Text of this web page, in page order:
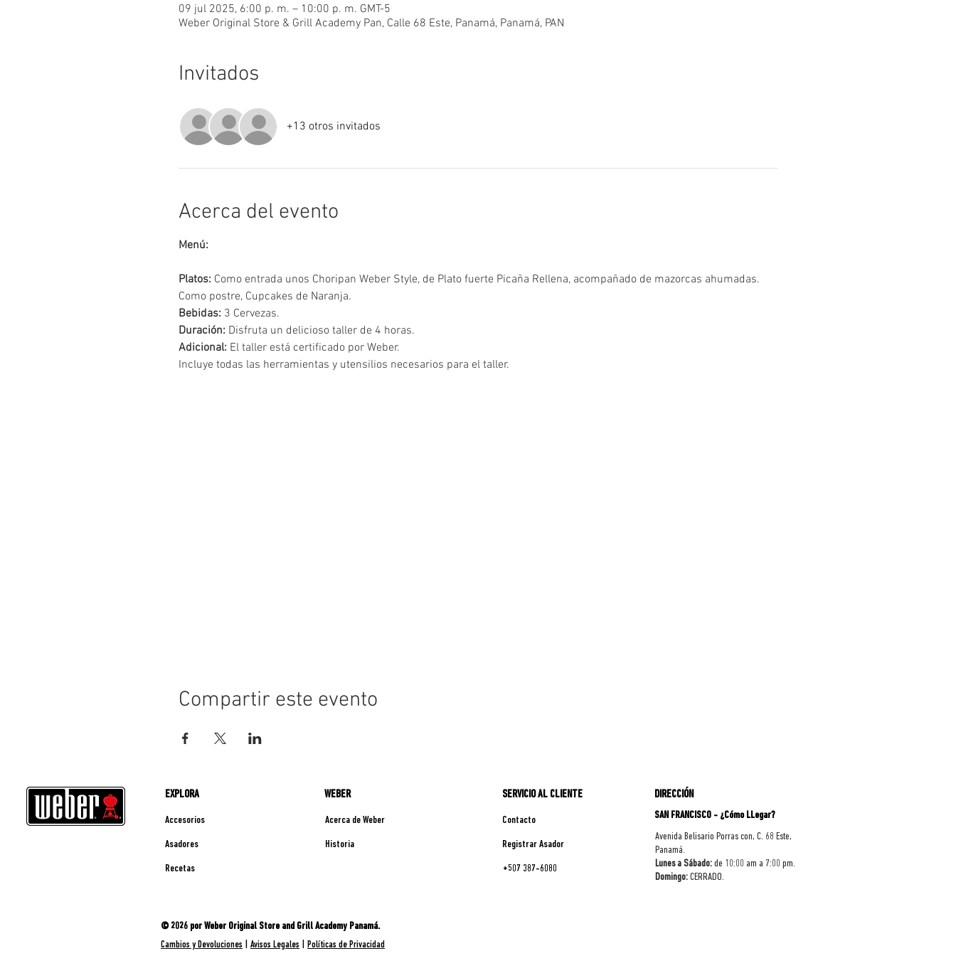
09 jul 2025, 6:00 p. m. – 10:00 p. m. GMT-5
Weber Original Store & Grill Academy Pan, Calle 68 Este, Panamá, Panamá, PAN
Invitados
+13 otros invitados
Acerca del evento
Menú:
Platos: Como entrada unos Choripan Weber Style, de Plato fuerte Picaña Rellena, acompañado de mazorcas ahumadas.
Como postre, Cupcakes de Naranja.
Bebidas: 3 Cervezas.
Duración: Disfruta un delicioso taller de 4 horas.
Adicional: El taller está certificado por Weber.
Incluye todas las herramientas y utensilios necesarios para el taller.
Compartir este evento
EXPLORA
Accesorios
Asadores
Recetas
WEBER
Acerca de Weber
Historia
SERVICIO AL CLIENTE
Contacto
Registrar Asador
+507 387-6080
DIRECCIÓN
SAN FRANCISCO - ¿Cómo LLegar?
Avenida Belisario Porras con, C. 68 Este,
Panamá.
Lunes a Sábado: de 10:00 am a 7:00 pm.
Domingo: CERRADO.
© 2026 por Weber Original Store and Grill Academy Panamá.
Cambios y Devoluciones
Avisos Legales Políticas de Privacidad